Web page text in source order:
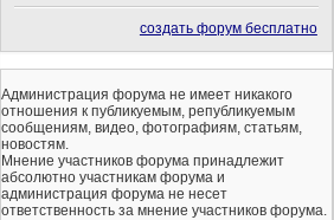
создать форум бесплатно
Администрация форума не имеет никакого
отношения к публикуемым, републикуемым
сообщениям, видео, фотографиям, статьям,
новостям.
Мнение участников форума принадлежит
абсолютно участникам форума и
администрация форума не несет
ответственность за мнение участников форума.